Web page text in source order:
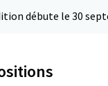
débute le 30